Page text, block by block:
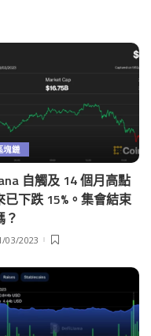
塊鏈
自觸及 14 個月高點
已下跌 15%。集會結束
？
03/2023